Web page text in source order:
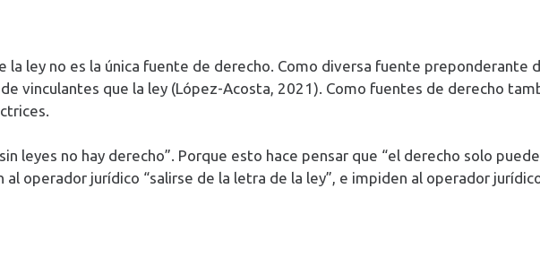
la ley no es la única fuente de derecho. Como diversa fuente preponderante
vinculantes que la ley (López-Acosta, 2021). Como fuentes de derecho
leyes no hay derecho”. Porque esto hace pensar que “el derecho solo
operador jurídico “salirse de la letra de la ley”, e impiden al operador